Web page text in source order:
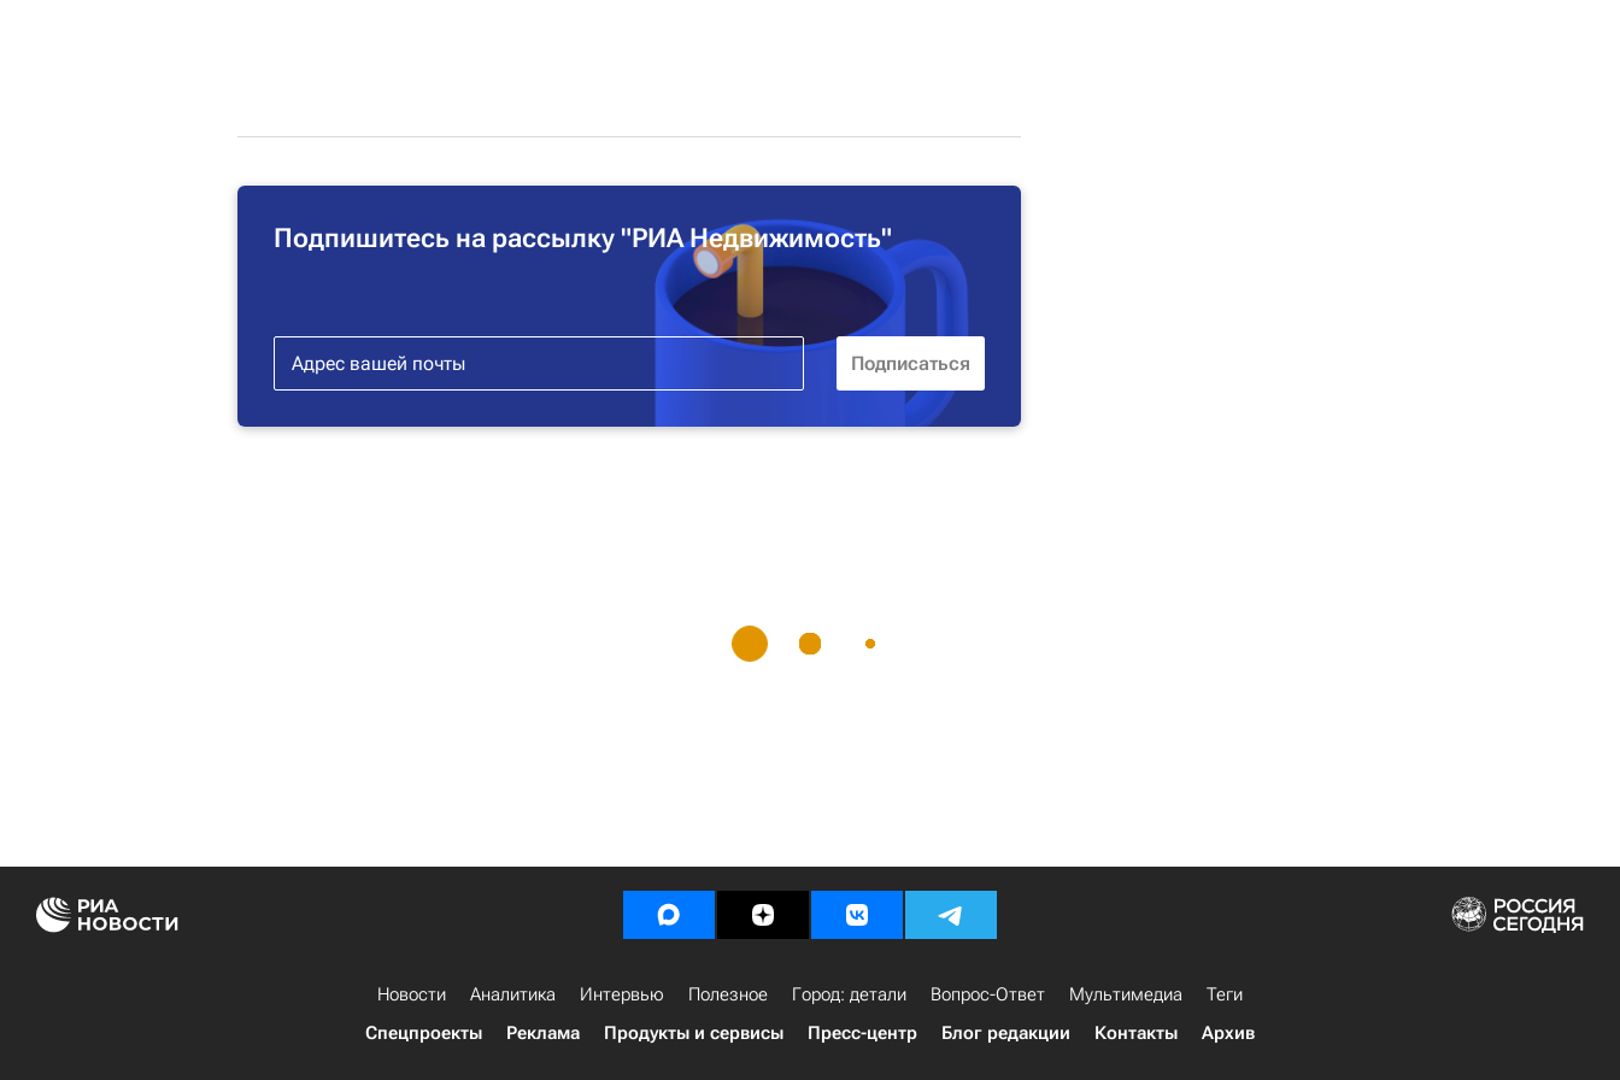
Подпишитесь на рассылку "РИА Недвижимость"
Новости Аналитика Интервью Полезное Город: детали Вопрос-Ответ Мультимедиа
Теги
Спецпроекты
Реклама Продукты и сервисы Пресс-центр Блог редакции Контакты Архив